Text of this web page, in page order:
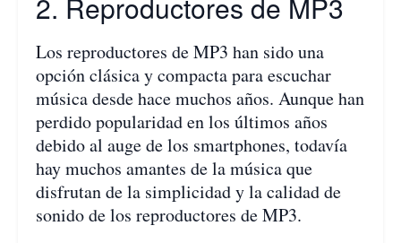
2. Reproductores de MP3
Los reproductores de MP3 han sido una
opción clásica y compacta para escuchar
música desde hace muchos años. Aunque han
perdido popularidad en los últimos años
debido al auge de los smartphones, todavía
hay muchos amantes de la música que
disfrutan de la simplicidad y la calidad de
sonido de los reproductores de MP3.